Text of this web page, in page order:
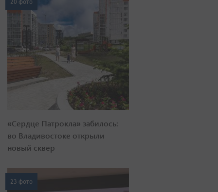
20 фото
«Сердце Патрокла» забилось:
во Владивостоке открыли
новый сквер
23 фото